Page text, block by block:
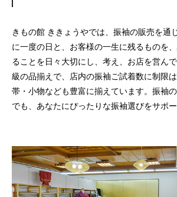
きもの館 ききょうやでは、振袖の販売を通
に一度の日と、お客様の一生に残るものを
ることを日々大切にし、考え、お店を営ん
級の品揃えで、店内の振袖ご試着数に制限
帯・小物なども豊富に揃えています。振袖
でも、あなたにぴったりな振袖選びをサポー